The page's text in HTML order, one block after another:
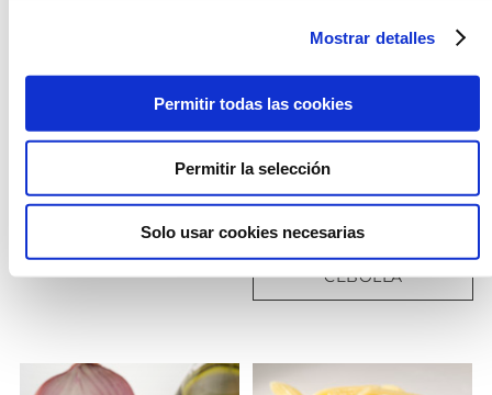
Mostrar detalles
Permitir todas las cookies
Permitir la selección
Solo usar cookies necesarias
PATATAS BRAVAS
SOFRITO OSCURO DE
CEBOLLA